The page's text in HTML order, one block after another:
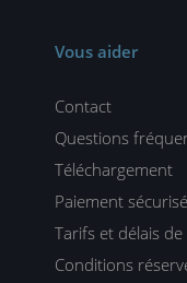
Vous aider
Contact
Questions
Téléchargement
Paiement sécurisé
Tarifs et délais
Conditions